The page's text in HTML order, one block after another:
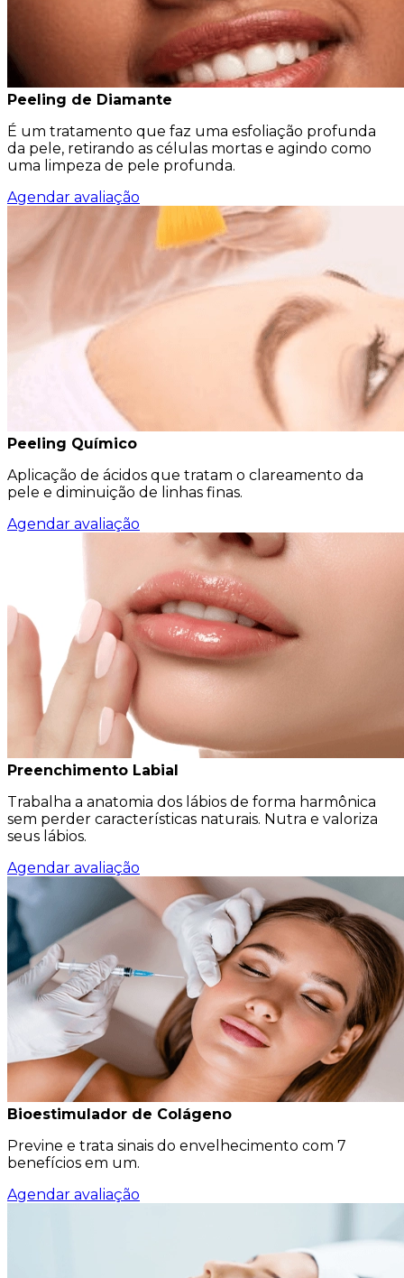
Peeling de Diamante
É um tratamento que faz uma esfoliação profunda
da pele, retirando as células mortas e agindo como
uma limpeza de pele profunda.
Agendar avaliação
Peeling Químico
Aplicação de ácidos que tratam o clareamento da
pele e diminuição de linhas finas.
Agendar avaliação
Preenchimento Labial
Trabalha a anatomia dos lábios de forma harmônica
sem perder características naturais. Nutra e valoriza
seus lábios.
Agendar avaliação
Bioestimulador de Colágeno
Previne e trata sinais do envelhecimento com 7
benefícios em um.
Agendar avaliação